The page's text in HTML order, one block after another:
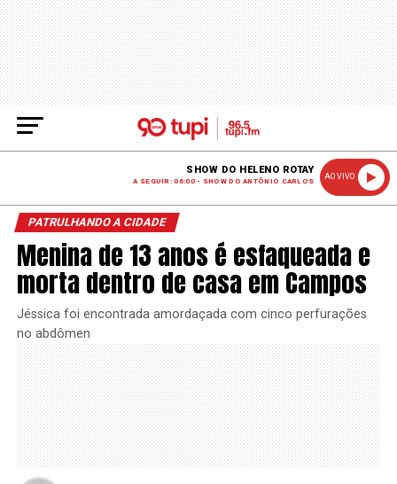
SHOW DO HELENO ROTAY
A SEGUIR: 06:00 - SHOW DO ANTÔNIO CARLOS
AO VIVO
PATRULHANDO A CIDADE
Menina de 13 anos é esfaqueada e
morta dentro de casa em Campos
Jéssica foi encontrada amordaçada com cinco perfurações
no abdômen